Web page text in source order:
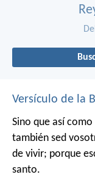
Versículo de la
Sino que así
también sed
de vivir; porque
santo.